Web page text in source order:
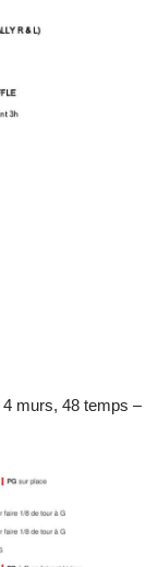
murs, 48 temps –